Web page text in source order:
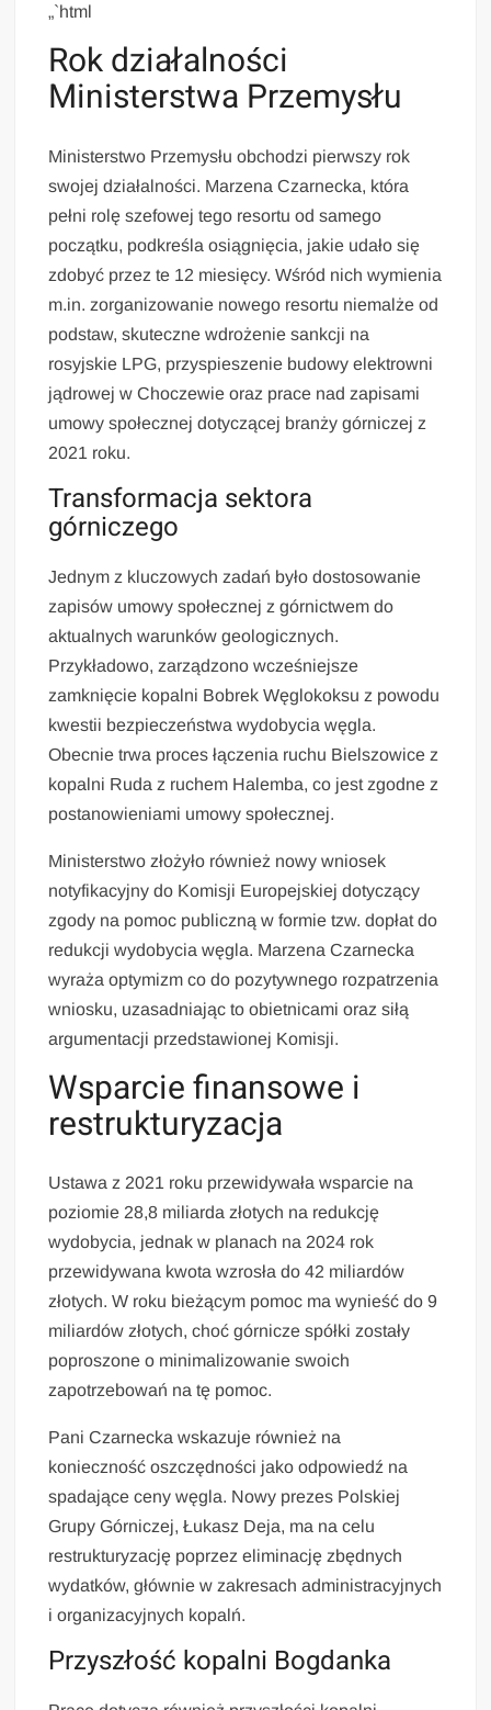
„`html
Rok działalności
Ministerstwa Przemysłu
Ministerstwo Przemysłu obchodzi pierwszy rok
swojej działalności. Marzena Czarnecka, która
pełni rolę szefowej tego resortu od samego
początku, podkreśla osiągnięcia, jakie udało się
zdobyć przez te 12 miesięcy. Wśród nich wymienia
m.in. zorganizowanie nowego resortu niemalże od
podstaw, skuteczne wdrożenie sankcji na
rosyjskie LPG, przyspieszenie budowy elektrowni
jądrowej w Choczewie oraz prace nad zapisami
umowy społecznej dotyczącej branży górniczej z
2021 roku.
Transformacja sektora
górniczego
Jednym z kluczowych zadań było dostosowanie
zapisów umowy społecznej z górnictwem do
aktualnych warunków geologicznych.
Przykładowo, zarządzono wcześniejsze
zamknięcie kopalni Bobrek Węglokoksu z powodu
kwestii bezpieczeństwa wydobycia węgla.
Obecnie trwa proces łączenia ruchu Bielszowice z
kopalni Ruda z ruchem Halemba, co jest zgodne z
postanowieniami umowy społecznej.
Ministerstwo złożyło również nowy wniosek
notyfikacyjny do Komisji Europejskiej dotyczący
zgody na pomoc publiczną w formie tzw. dopłat do
redukcji wydobycia węgla. Marzena Czarnecka
wyraża optymizm co do pozytywnego rozpatrzenia
wniosku, uzasadniając to obietnicami oraz siłą
argumentacji przedstawionej Komisji.
Wsparcie finansowe i
restrukturyzacja
Ustawa z 2021 roku przewidywała wsparcie na
poziomie 28,8 miliarda złotych na redukcję
wydobycia, jednak w planach na 2024 rok
przewidywana kwota wzrosła do 42 miliardów
złotych. W roku bieżącym pomoc ma wynieść do 9
miliardów złotych, choć górnicze spółki zostały
poproszone o minimalizowanie swoich
zapotrzebowań na tę pomoc.
Pani Czarnecka wskazuje również na
konieczność oszczędności jako odpowiedź na
spadające ceny węgla. Nowy prezes Polskiej
Grupy Górniczej, Łukasz Deja, ma na celu
restrukturyzację poprzez eliminację zbędnych
wydatków, głównie w zakresach administracyjnych
i organizacyjnych kopalń.
Przyszłość kopalni Bogdanka